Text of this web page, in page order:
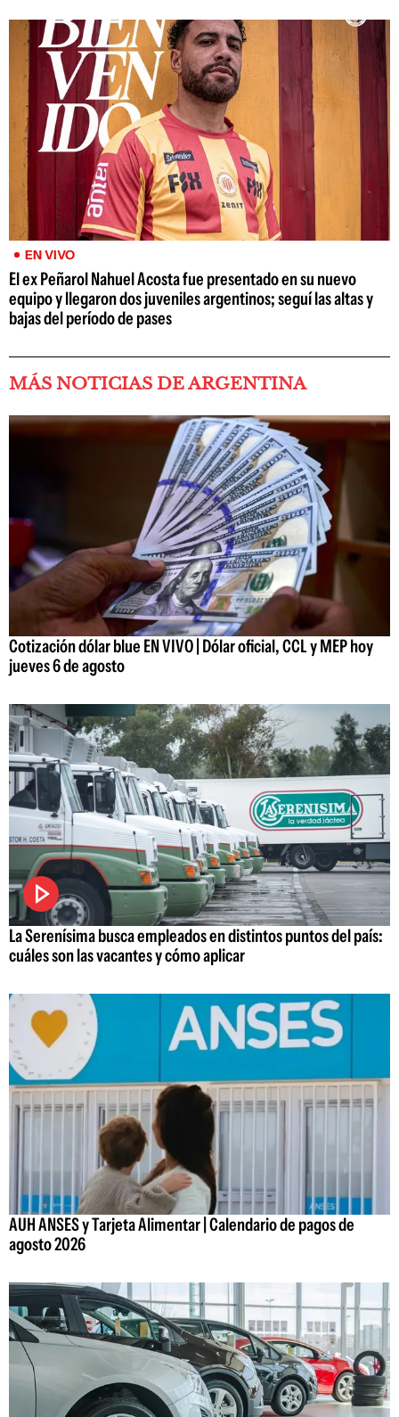
EN VIVO
El ex Peñarol Nahuel Acosta fue presentado en su nuevo
equipo y llegaron dos juveniles argentinos; seguí las altas y
bajas del período de pases
MÁS NOTICIAS DE ARGENTINA
Cotización dólar blue EN VIVO | Dólar oficial, CCL y MEP hoy
jueves 6 de agosto
La Serenísima busca empleados en distintos puntos del país:
cuáles son las vacantes y cómo aplicar
AUH ANSES y Tarjeta Alimentar | Calendario de pagos de
agosto 2026